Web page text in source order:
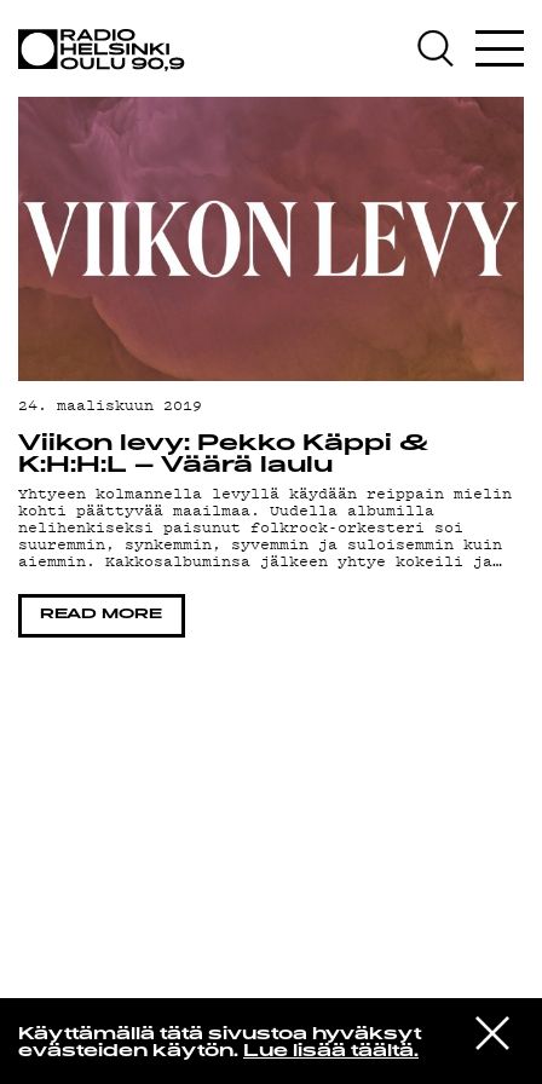
Käyttämällä tätä sivustoa hyväksyt
evästeiden käytön. Lue lisää täältä.
VIESTI
STUDIOON
Mariya Takeuchi
シェットランドに頬をうずめて
AJANKOHTAISTA
OHJELMAT
TEKIJÄT
ON-DEMAND
PODCAST
MAINOSTA
YHTEYSTIEDOT
G LIVELAB
YSTÄVÄKLUBI
TIETOSUOJA
KIRJAUDU SISÄÄN
24. maaliskuun 2019
Viikon levy: Pekko Käppi &
K:H:H:L – Väärä laulu
Yhtyeen kolmannella levyllä käydään reippain mielin
kohti päättyvää maailmaa. Uudella albumilla
nelihenkiseksi paisunut folkrock-orkesteri soi
suuremmin, synkemmin, syvemmin ja suloisemmin kuin
aiemmin. Kakkosalbuminsa jälkeen yhtye kokeili ja…
READ MORE